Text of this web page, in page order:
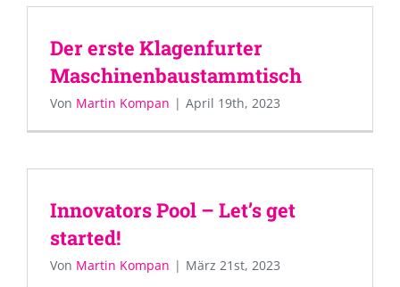
Der erste Klagenfurter
Maschinenbaustammtisch
Von Martin Kompan | April 19th, 2023
Innovators Pool – Let’s get
started!
Von Martin Kompan | März 21st, 2023